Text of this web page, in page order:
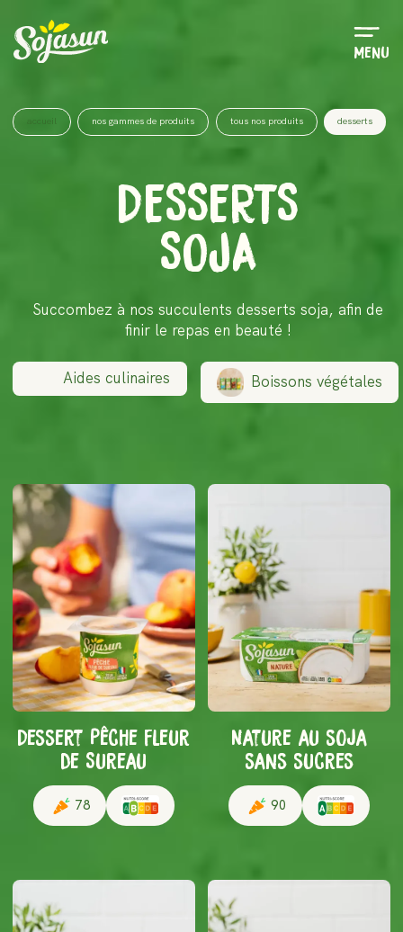
Menu
accueil nos gammes de produits tous nos produits desserts
DESSERTS
SOJA
Succombez à nos succulents desserts soja, afin de
finir le repas en beauté !
Aides culinaires Boissons végétales
Dessert Pêche Fleur
de Sureau
78
Nature au soja
sans sucres
90